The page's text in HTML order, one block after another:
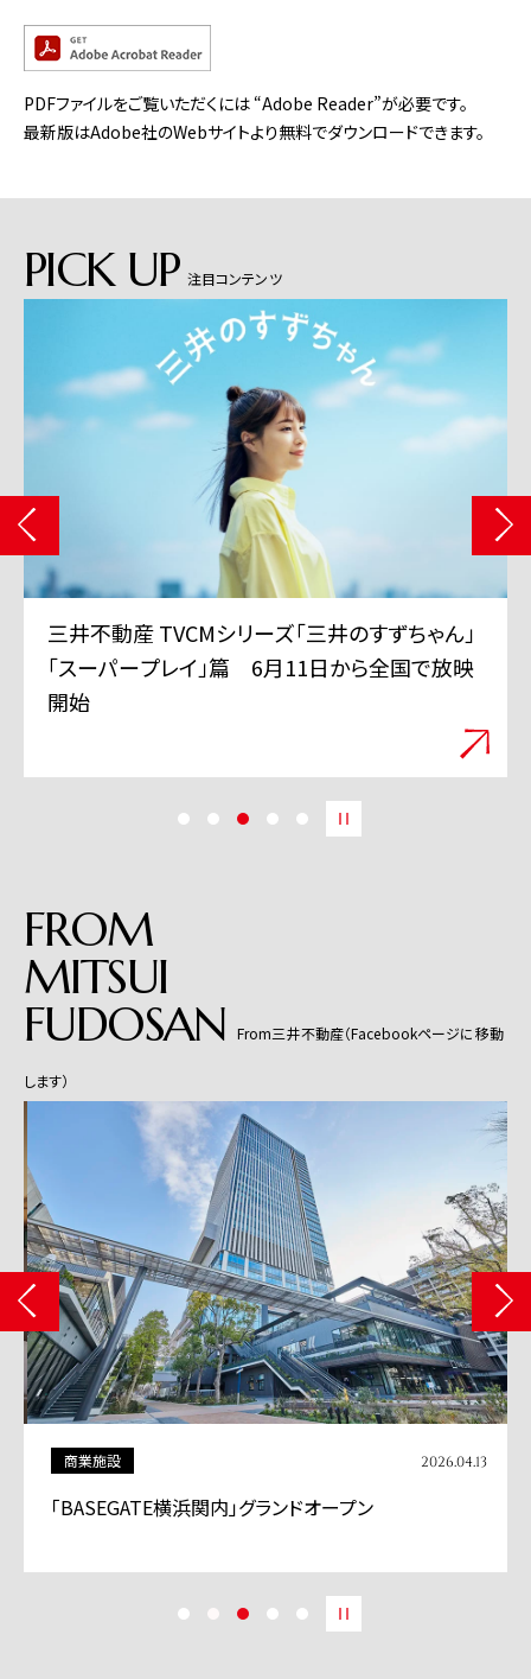
PDFファイルをご覧いただくには “Adobe Reader”が必要です。
最新版はAdobe社のWebサイトより無料でダウンロードできます。
PICK UP 注目コンテンツ
三井不動産 TVCMシリーズ「三井のすずちゃん」
「スーパープレイ」篇 6月11日から全国で放映
開始
FROM
MITSUI
FUDOSAN From三井不動産（Facebookページに移動
します）
商業施設 2026.04.13
「BASEGATE横浜関内」グランドオープン